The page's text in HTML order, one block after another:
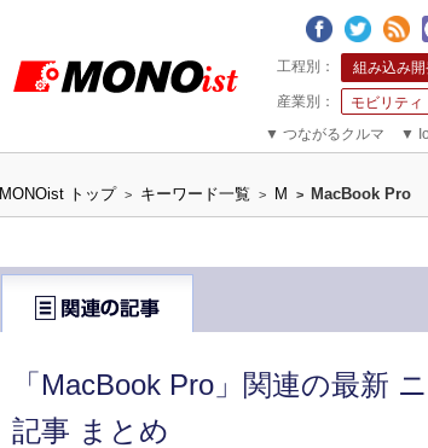
組み込み開
モビリティ
▼ つながるクルマ ▼
MONOist トップ > キーワード一覧 > M > MacBook Pro
「MacBook Pro」関連の最新
記事 まとめ